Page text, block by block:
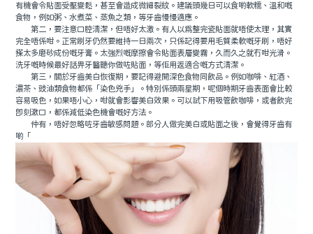
有機會令貼面受壓變鬆，甚至會造成微細裂紋。建議頭幾日可以食啲軟糯、溫和嘅
食物，例如粥、水煮菜、蒸魚之類，等牙齒慢慢適應。
第二，要注意口腔清潔，但唔好太激。有人以為整完瓷貼面就唔使太理，其實
完全唔係咁。正常刷牙仍然要維持一日兩次，只係記得要用毛質柔軟嘅牙刷，唔好
搽太多磨砂成份嘅牙膏。太強烈嘅摩擦會令貼面表層變霧，久而久之就冇咁光滑。
洗牙嘅時候最好話畀牙醫聽你做咗貼面，等佢用返適合嘅方式清潔。
第三，關於牙齒美白恢復期，要記得避開深色食物同飲品。例如咖啡、紅酒、
濃茶、豉油類食物都係「染色兇手」。特別係頭兩星期，呢個時期牙齒表面會比較
容易吸色，如果唔小心，咁就會影響美白效果。可以試下用吸管飲咖啡，或者飲完
即刻漱口，都係減低染色機會嘅好方法。
仲有，唔好忽略咗牙齒敏感問題。部分人做完美白或貼面之後，會覺得牙齒有
啲「